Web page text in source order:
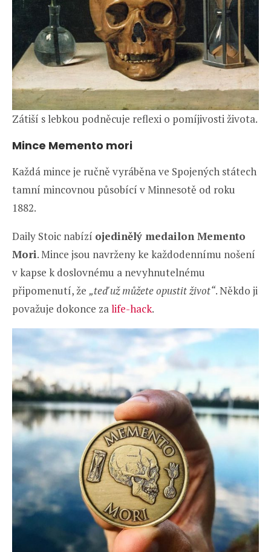
Zátiší s lebkou podněcuje reflexi o pomíjivosti života.
Mince Memento mori
Každá mince je ručně vyráběna ve Spojených státech
tamní mincovnou působící v Minnesotě od roku
1882.
Daily Stoic nabízí ojedinělý medailon Memento
Mori. Mince jsou navrženy ke každodennímu nošení
v kapse k doslovnému a nevyhnutelnému
připomenutí, že „teď už můžete opustit život“. Někdo ji
považuje dokonce zalife-hack.